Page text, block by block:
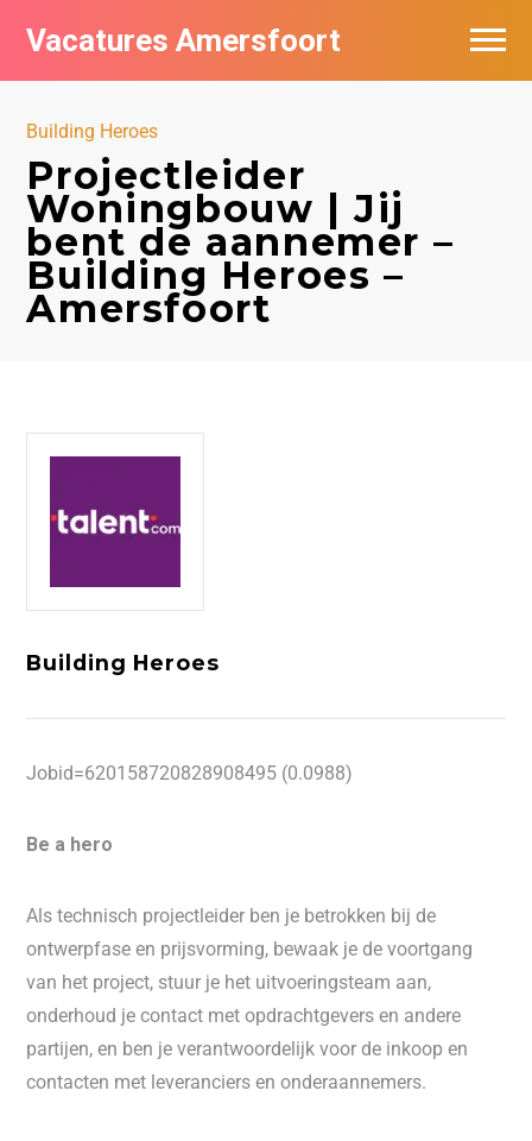
Vacatures Amersfoort
Building Heroes
Projectleider
Woningbouw | Jij
bent de aannemer –
Building Heroes –
Amersfoort
Building Heroes
Jobid=620158720828908495 (0.0988)
Be a hero
Als technisch projectleider ben je betrokken bij de
ontwerpfase en prijsvorming, bewaak je de voortgang
van het project, stuur je het uitvoeringsteam aan,
onderhoud je contact met opdrachtgevers en andere
partijen, en ben je verantwoordelijk voor de inkoop en
contacten met leveranciers en onderaannemers.
Vacatures per bedrijf
De populairste vacatures in Amersfoort
Nieuwsbrief feed